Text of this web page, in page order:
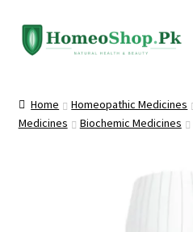
Skip
to
Skip
to
Shop All
Home Homeopathic Medicines
Medicines
Biochemic Medicines